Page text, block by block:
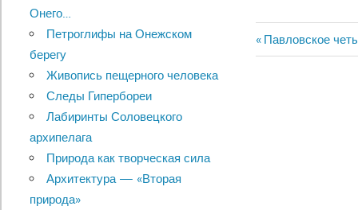
Previous
Post:
Павловское
Онего…
Петроглифы на Онежском
берегу
Живопись пещерного человека
Следы Гипербореи
Лабиринты Соловецкого
архипелага
Природа как творческая сила
Архитектура — «Вторая
природа»